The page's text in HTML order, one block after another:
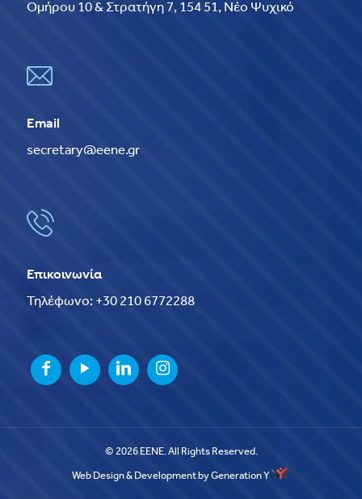
Ομήρου 10 & Στρατήγη 7, 154 51, Νέο Ψυχικό
Email
secretary@eene.gr
Επικοινωνία
Τηλέφωνο: +30 210 6772288
© 2026 EENE. All Rights Reserved.
Web Design & Development by Generation Y